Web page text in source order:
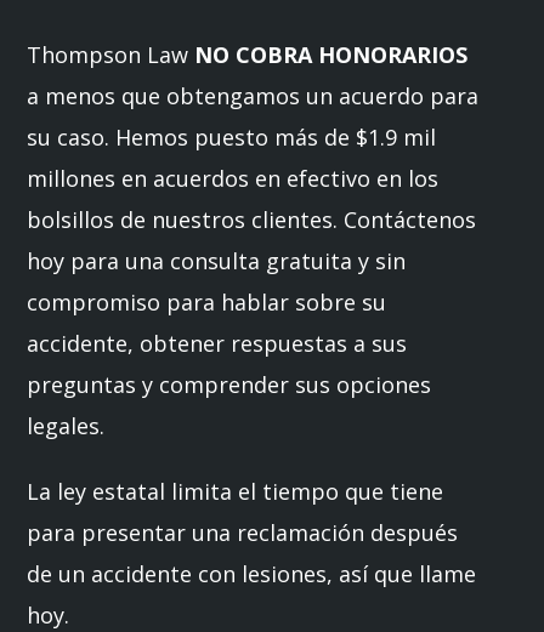
Thompson Law NO COBRA HONORARIOS
a menos que obtengamos un acuerdo para
su caso. Hemos puesto más de $1.9 mil
millones en acuerdos en efectivo en los
bolsillos de nuestros clientes. Contáctenos
hoy para una consulta gratuita y sin
compromiso para hablar sobre su
accidente, obtener respuestas a sus
preguntas y comprender sus opciones
legales.
La ley estatal limita el tiempo que tiene
para presentar una reclamación después
de un accidente con lesiones, así que llame
hoy.